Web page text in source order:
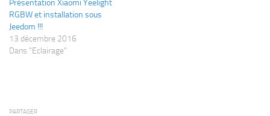
Présentation Xiaomi Yeelight
RGBW et installation sous
Jeedom !!!
13 décembre 2016
Dans "Eclairage"
PARTAGER